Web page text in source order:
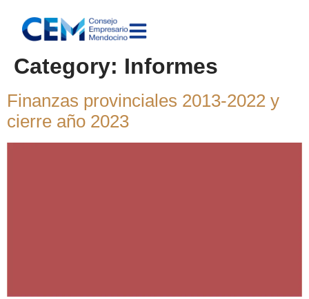
Category: Informes
Finanzas provinciales 2013-2022 y
cierre año 2023